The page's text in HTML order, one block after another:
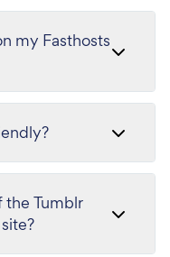
my Fasthosts
the Tumblr